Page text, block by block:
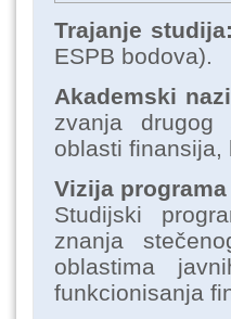
Trajanje studija:
ESPB bodova).
Akademski
zvanja drugog
oblasti finansija,
Vizija programa
Studijski
znanja
oblastima
funkcionisanja